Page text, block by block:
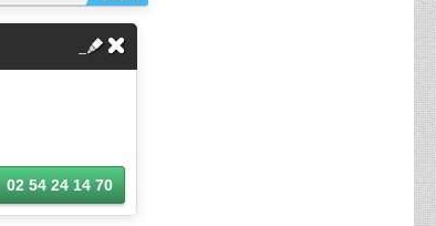
02 54 24 14 70